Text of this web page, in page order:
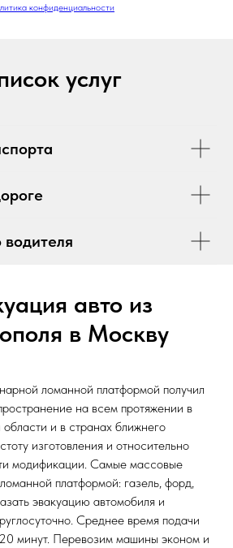
конфиденциальности
услуг
водителя
авто из
в Москву
ломанной платформой получил
на всем протяжении в
и в странах ближнего
изготовления и относительно
модификации. Самые массовые
платформой: газель, форд,
эвакуацию автомобиля и
Среднее время подачи
минут. Перевозим машины эконом и